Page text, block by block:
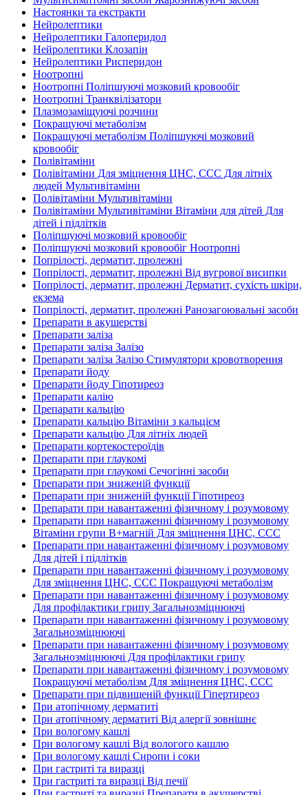
Настоянки та екстракти
Нейролептики
Нейролептики Галоперидол
Нейролептики Клозапін
Нейролептики Рисперидон
Ноотропні
Ноотропні Поліпшуючі мозковий кровообіг
Ноотропні Транквілізатори
Плазмозаміщуючі розчини
Покращуючі метаболізм
Покращуючі метаболізм Поліпшуючі мозковий
кровообіг
Полівітаміни
Полівітаміни Для зміцнення ЦНС, ССС Для літніх
людей Мультивітаміни
Полівітаміни Мультивітаміни
Полівітаміни Мультивітаміни Вітаміни для дітей Для
дітей і підлітків
Поліпшуючі мозковий кровообіг
Поліпшуючі мозковий кровообіг Ноотропні
Попрілості, дерматит, пролежні
Попрілості, дерматит, пролежні Від вугрової висипки
Попрілості, дерматит, пролежні Дерматит, сухість шкіри,
екзема
Попрілості, дерматит, пролежні Ранозагоювальні засоби
Препарати в акушерстві
Препарати заліза
Препарати заліза Залізо
Препарати заліза Залізо Стимулятори кровотворення
Препарати йоду
Препарати йоду Гіпотиреоз
Препарати калію
Препарати кальцію
Препарати кальцію Вітаміни з кальцієм
Препарати кальцію Для літніх людей
Препарати кортекостероїдів
Препарати при глаукомі
Препарати при глаукомі Сечогінні засоби
Препарати при зниженій функції
Препарати при зниженій функції Гіпотиреоз
Препарати при навантаженні фізичному і розумовому
Препарати при навантаженні фізичному і розумовому
Вітаміни групи В+магній Для зміцнення ЦНС, ССС
Препарати при навантаженні фізичному і розумовому
Для дітей і підлітків
Препарати при навантаженні фізичному і розумовому
Для зміцнення ЦНС, ССС Покращуючі метаболізм
Препарати при навантаженні фізичному і розумовому
Для профілактики грипу Загальнозміцнюючі
Препарати при навантаженні фізичному і розумовому
Загальнозміцнюючі
Препарати при навантаженні фізичному і розумовому
Загальнозміцнюючі Для профілактики грипу
Препарати при навантаженні фізичному і розумовому
Покращуючі метаболізм Для зміцнення ЦНС, ССС
Препарати при підвищеній функції Гіпертиреоз
При атопічному дерматиті
При атопічному дерматиті Від алергії зовнішнє
При вологому кашлі
При вологому кашлі Від вологого кашлю
При вологому кашлі Сиропи і соки
При гастриті та виразці
При гастриті та виразці Від печії